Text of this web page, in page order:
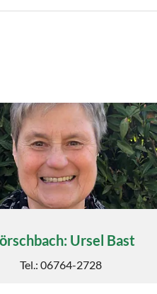
Ursel Bast
Tel.: 06764-2728